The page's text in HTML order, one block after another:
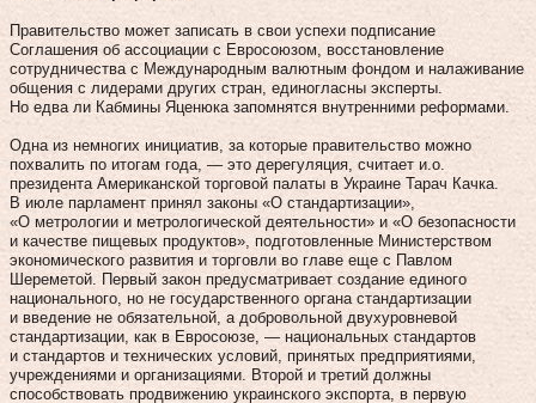
Правительство может записать в свои успехи подписание
Соглашения об ассоциации с Евросоюзом, восстановление
сотрудничества с Международным валютным фондом и налаживание
общения с лидерами других стран, единогласны эксперты.
Но едва ли Кабмины Яценюка запомнятся внутренними реформами.
Одна из немногих инициатив, за которые правительство можно
похвалить по итогам года, — это дерегуляция, считает и.о.
президента Американской торговой палаты в Украине Тарач Качка.
В июле парламент принял законы «О стандартизации»,
«О метрологии и метрологической деятельности» и «О безопасности
и качестве пищевых продуктов», подготовленные Министерством
экономического развития и торговли во главе еще с Павлом
Шереметой. Первый закон предусматривает создание единого
национального, но не государственного органа стандартизации
и введение не обязательной, а добровольной двухуровневой
стандартизации, как в Евросоюзе, — национальных стандартов
и стандартов и технических условий, принятых предприятиями,
учреждениями и организациями. Второй и третий должны
способствовать продвижению украинского экспорта, в первую